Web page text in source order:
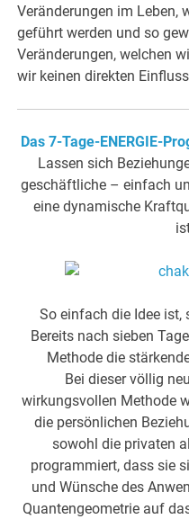
Veränderungen im Leben,
geführt werden und so
Veränderungen, welchen
wir keinen direkten
Das 7-Tage-ENERGIE-
Lassen sich
geschäftliche – einfach
eine dynamische
So einfach die Idee ist,
Bereits nach sieben
Methode die
Bei dieser völlig
wirkungsvollen Methode
die persönlichen
sowohl die privaten
programmiert, dass sie
und Wünsche des
Quantengeometrie auf